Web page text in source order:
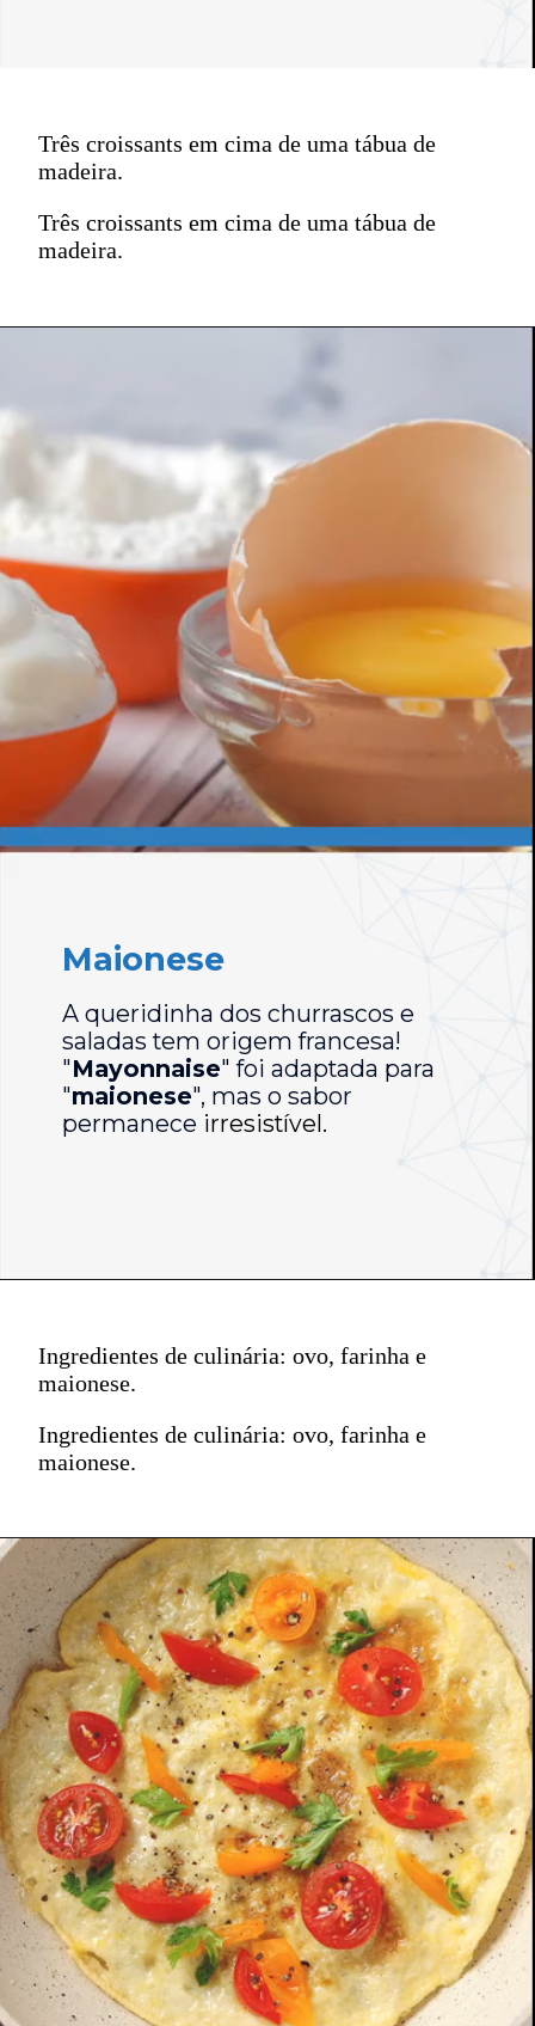
Três croissants em cima de uma tábua de
madeira.
Três croissants em cima de uma tábua de
madeira.
A queridinha dos churrascos e
saladas tem origem francesa!
"Mayonnaise" foi adaptada para
"maionese", mas o sabor
permanece irresistível.
Maionese
Ingredientes de culinária: ovo, farinha e
maionese.
Ingredientes de culinária: ovo, farinha e
maionese.